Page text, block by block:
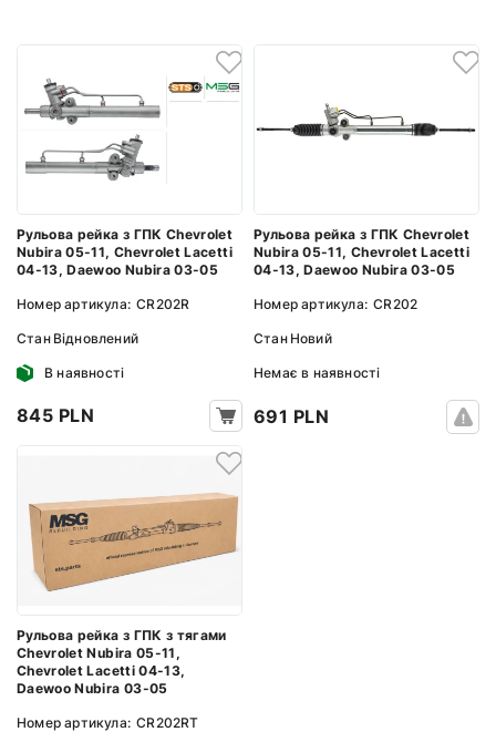
Рульова рейка з ГПК Chevrolet
Nubira 05-11, Chevrolet Lacetti
04-13, Daewoo Nubira 03-05
Номер артикула: CR202R
Стан Відновлений
В наявності
845 PLN
Рульова рейка з ГПК Chevrolet
Nubira 05-11, Chevrolet Lacetti
04-13, Daewoo Nubira 03-05
Номер артикула: CR202
Стан Новий
Немає в наявності
691 PLN
Рульова рейка з ГПК з тягами
Chevrolet Nubira 05-11,
Chevrolet Lacetti 04-13,
Daewoo Nubira 03-05
Номер артикула: CR202RT